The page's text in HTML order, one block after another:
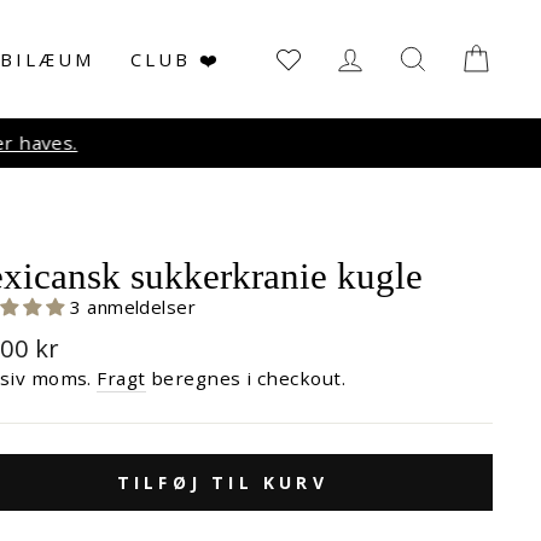
CLUB ❤️ LOG INSØG
haves.
sukkerkranie kugle
3 anmeldelser
kr
moms. Fragt beregnes i checkout.
TILFØJ TIL KURV